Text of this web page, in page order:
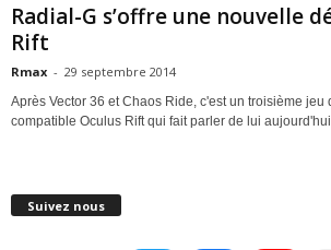
Radial-G s’offre une nouvelle
Rift
Rmax - 29 septembre 2014
Après Vector 36 et Chaos Ride, c'est un troisième jeu
compatible Oculus Rift qui fait parler de lui
Suivez nous